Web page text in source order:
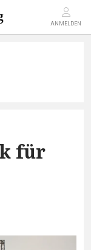
ANMELDEN
für